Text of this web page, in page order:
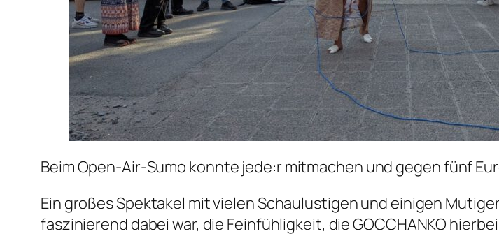
Beim Open-Air-Sumo konnte jede:r mitmachen und gegen fünf
Ein großes Spektakel mit vielen Schaulustigen und einigen
faszinierend dabei war, die Feinfühligkeit, die GOCCHANKO